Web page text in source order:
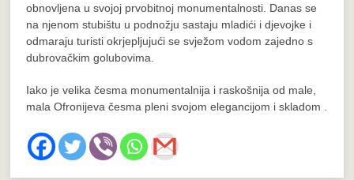
obnovljena u svojoj prvobitnoj monumentalnosti. Danas se
na njenom stubištu u podnožju sastaju mladići i djevojke i
odmaraju turisti okrjepljujući se svježom vodom zajedno s
dubrovačkim golubovima.
Iako je velika česma monumentalnija i raskošnija od male,
mala Ofronijeva česma pleni svojom elegancijom i skladom .